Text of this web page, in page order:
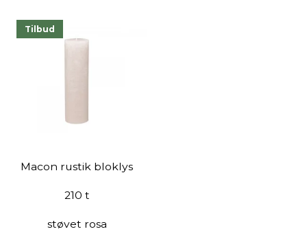
Tilbud
Macon rustik bloklys
210 t
støvet rosa